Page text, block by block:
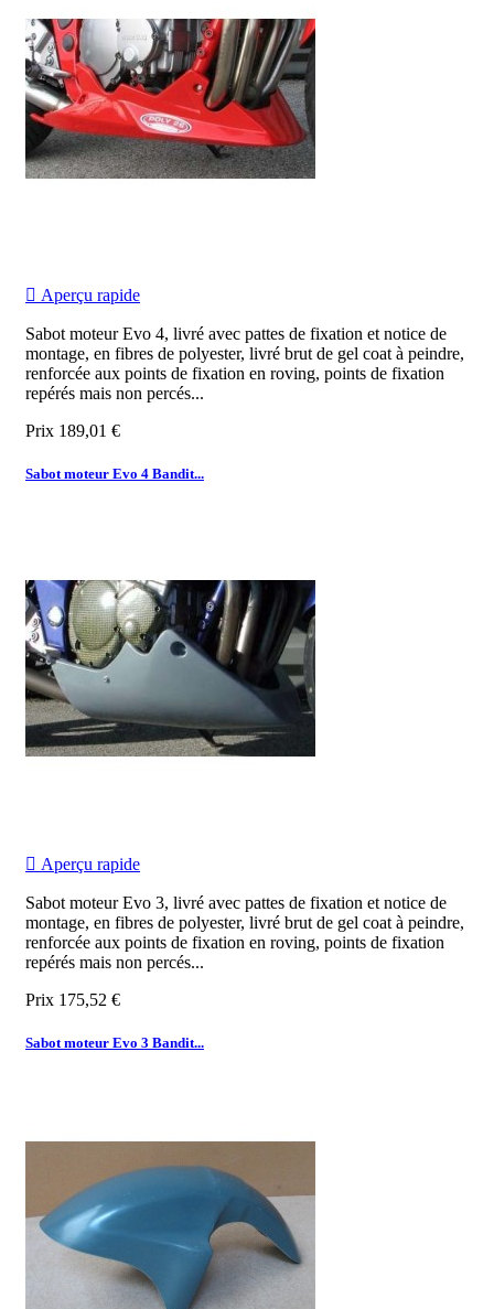
 Aperçu rapide
Sabot moteur Evo 4, livré avec pattes de fixation et notice de
montage, en fibres de polyester, livré brut de gel coat à peindre,
renforcée aux points de fixation en roving, points de fixation
repérés mais non percés...
Prix 189,01 €
Sabot moteur Evo 4 Bandit...
 Aperçu rapide
Sabot moteur Evo 3, livré avec pattes de fixation et notice de
montage, en fibres de polyester, livré brut de gel coat à peindre,
renforcée aux points de fixation en roving, points de fixation
repérés mais non percés...
Prix 175,52 €
Sabot moteur Evo 3 Bandit...